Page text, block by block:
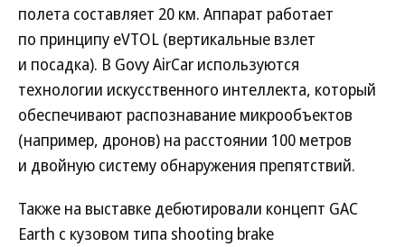
полета составляет 20 км. Аппарат работает
по принципу eVTOL (вертикальные взлет
и посадка). В Govy AirCar используются
технологии искусственного интеллекта, который
обеспечивают распознавание микрообъектов
(например, дронов) на расстоянии 100 метров
и двойную систему обнаружения препятствий.
Также на выставке дебютировали концепт GAC
Earth с кузовом типа shooting brake